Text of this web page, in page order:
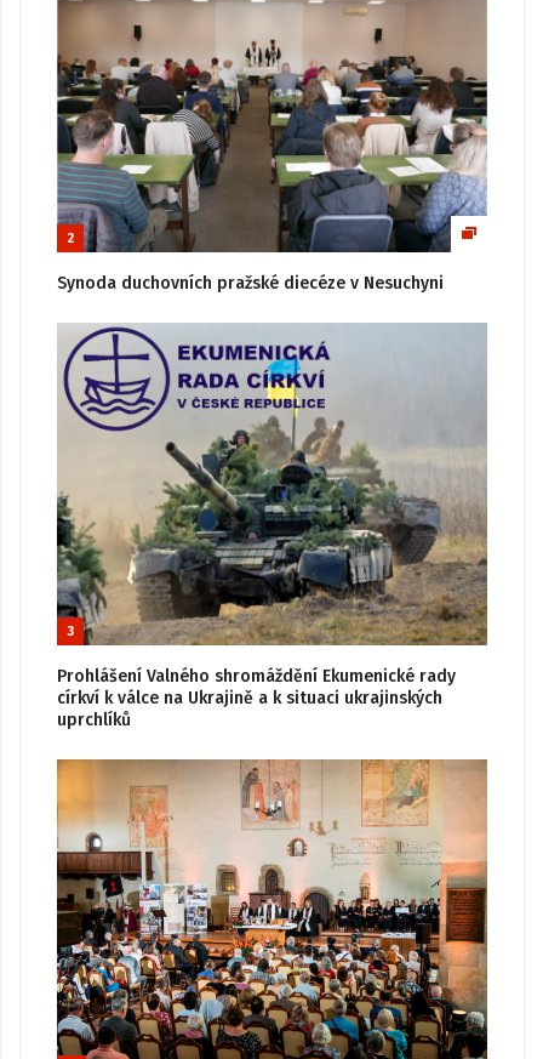
2
Synoda duchovních pražské diecéze v Nesuchyni
3
Prohlášení Valného shromáždění Ekumenické rady
církví k válce na Ukrajině a k situaci ukrajinských
uprchlíků